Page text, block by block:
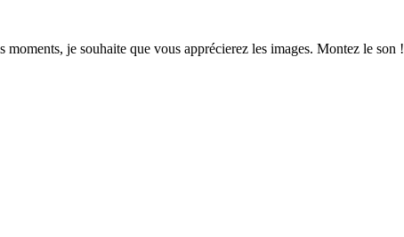
je souhaite que vous apprécierez les images. Montez le son !